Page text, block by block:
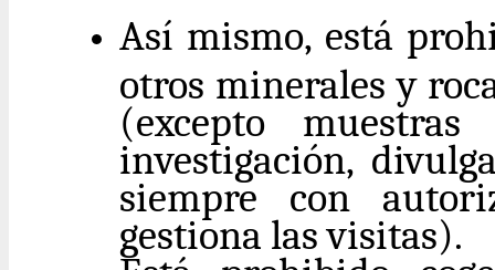
Así mismo, está
otros minerales y
(excepto
investigación,
siempre con
gestiona las visitas).